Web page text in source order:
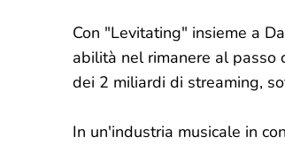
Con "Levitating" insieme a
abilità nel rimanere al passo
dei 2 miliardi di streaming,
In un'industria musicale in